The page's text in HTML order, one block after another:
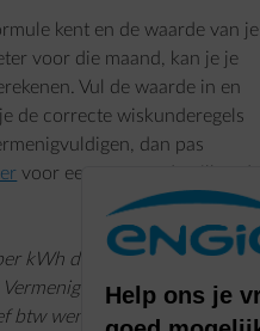
kent en de waarde van je
voor die maand, kan je je
Vul de waarde in en
de correcte wiskunderegels
dan pas
voor een meer gedetailleerd
kWh die hieruit voort komt
dit met 1,06
btw wenst.